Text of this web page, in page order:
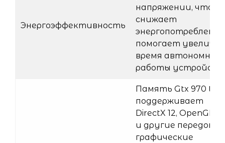
Энергоэффективность
напряжении, что
снижает
помогает
время автономной
работы
Память Gtx 970
поддерживает
DirectX 12, OpenGL
и другие передовые
графические